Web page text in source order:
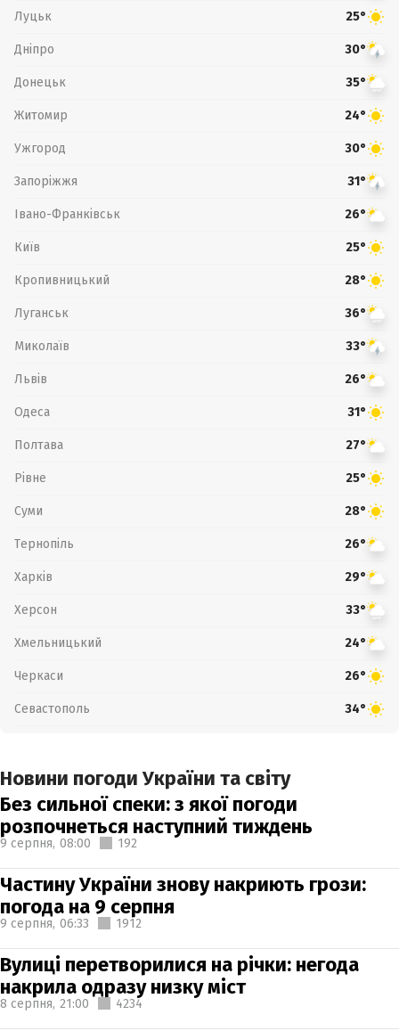
Луцьк 25°
Дніпро 30°
Донецьк 35°
Житомир 24°
Ужгород 30°
Запоріжжя 31°
Івано-Франківськ 26°
Київ 25°
Кропивницький 28°
Луганськ 36°
Миколаїв 33°
Львів 26°
Одеса 31°
Полтава 27°
Рівне 25°
Суми 28°
Тернопіль 26°
Харків 29°
Херсон 33°
Хмельницький 24°
Черкаси 26°
Севастополь 34°
Новини погоди України та світу
Без сильної спеки: з якої погоди
розпочнеться наступний тиждень
9 серпня, 08:00 192
Частину України знову накриють грози:
погода на 9 серпня
9 серпня, 06:33 1912
Вулиці перетворилися на річки: негода
накрила одразу низку міст
8 серпня, 21:00 4234